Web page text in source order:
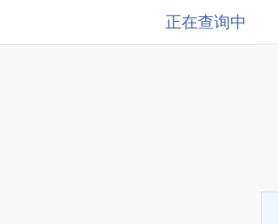
正在查询中